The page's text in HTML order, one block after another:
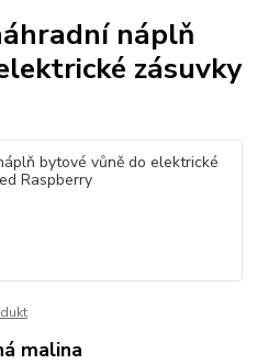
náplň
zásuvky
malina